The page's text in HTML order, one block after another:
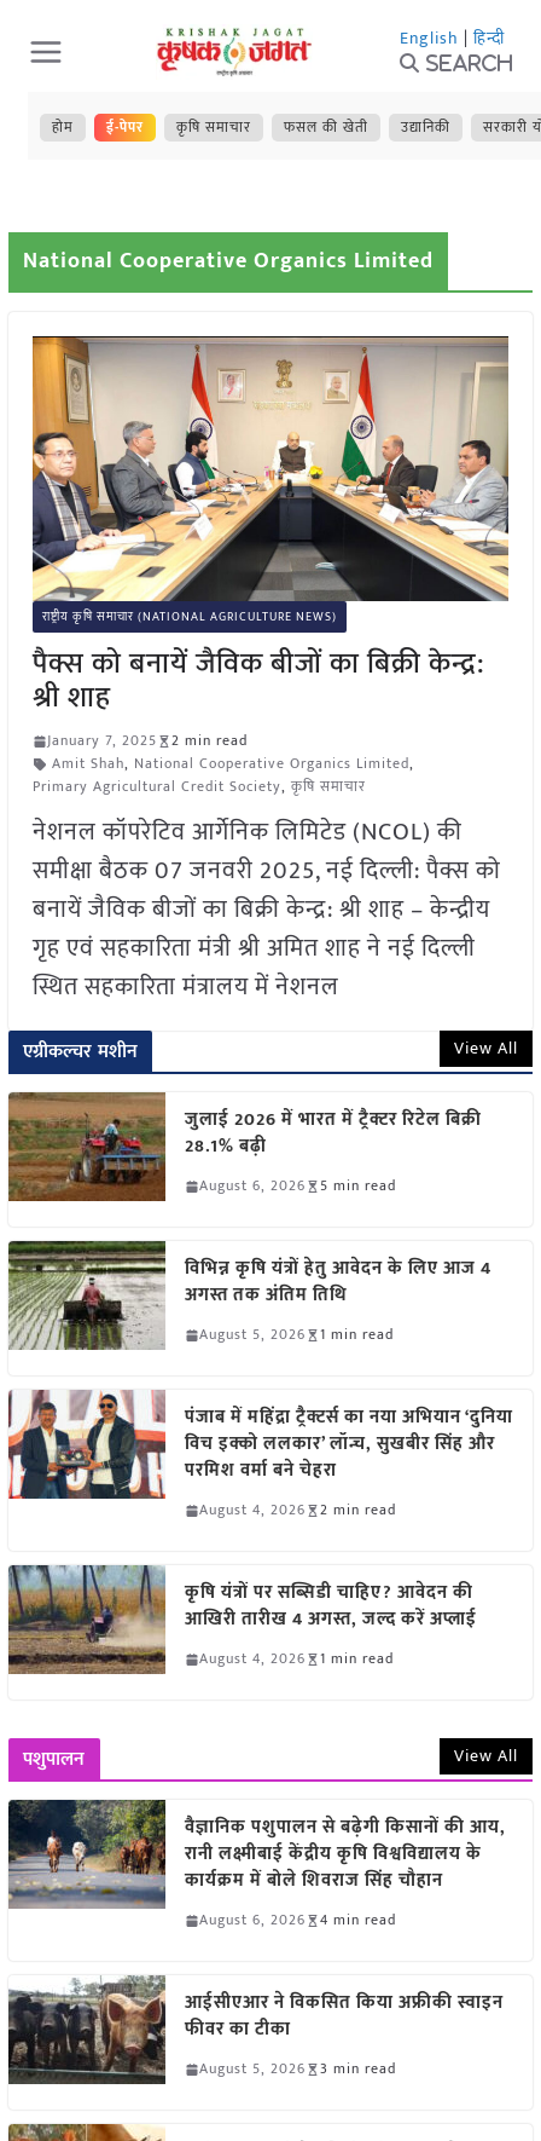
Skip
to
content
English | हिन्दी
Search
होम ई-पेपर कृषि समाचार फसल की खेती उद्यानिकी सरकारी
National Cooperative Organics Limited
राष्ट्रीय कृषि समाचार (NATIONAL AGRICULTURE NEWS)
पैक्स को बनायें जैविक बीजों का बिक्री केन्द्र:
श्री शाह
January 7, 2025
2 min read
Amit Shah, National Cooperative Organics Limited,
Primary Agricultural Credit Society, कृषि समाचार
नेशनल कॉपरेटिव आर्गेनिक लिमिटेड (NCOL) की
समीक्षा बैठक 07 जनवरी 2025, नई दिल्ली: पैक्स को
बनायें जैविक बीजों का बिक्री केन्द्र: श्री शाह – केन्द्रीय
गृह एवं सहकारिता मंत्री श्री अमित शाह ने नई दिल्ली
स्थित सहकारिता मंत्रालय में नेशनल
एग्रीकल्चर मशीन View All
जुलाई 2026 में भारत में ट्रैक्टर रिटेल बिक्री
28.1% बढ़ी
August 6, 2026 5 min read
विभिन्न कृषि यंत्रों हेतु आवेदन के लिए आज 4
अगस्त तक अंतिम तिथि
August 5, 2026 1 min read
पंजाब में महिंद्रा ट्रैक्टर्स का नया अभियान ‘दुनिया
विच इक्को ललकार’ लॉन्च, सुखबीर सिंह और
परमिश वर्मा बने चेहरा
August 4, 2026 2 min read
कृषि यंत्रों पर सब्सिडी चाहिए? आवेदन की
आखिरी तारीख 4 अगस्त, जल्द करें अप्लाई
August 4, 2026 1 min read
पशुपालन View All
वैज्ञानिक पशुपालन से बढ़ेगी किसानों की आय,
रानी लक्ष्मीबाई केंद्रीय कृषि विश्वविद्यालय के
कार्यक्रम में बोले शिवराज सिंह चौहान
August 6, 2026 4 min read
आईसीएआर ने विकसित किया अफ्रीकी स्वाइन
फीवर का टीका
August 5, 2026 3 min read